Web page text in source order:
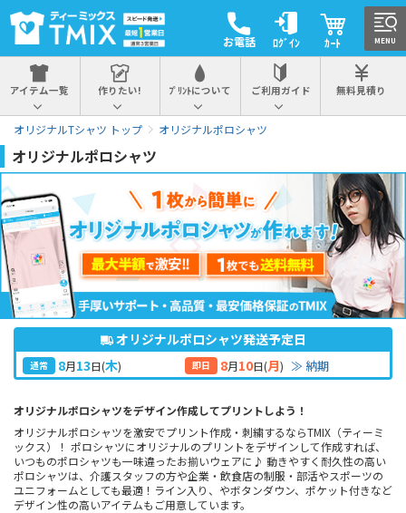
お電話 ﾛｸﾞｲﾝ ｶｰﾄ
アイテム一覧 作りたい! ﾌﾟﾘﾝﾄについて ご利用ガイド 無料見積り
オリジナルTシャツ トップ オリジナルポロシャツ
オリジナルポロシャツ
オリジナルポロシャツ発送予定日
通常 8月13日(木) 即日 8月10日(月) ≫ 納期
オリジナルポロシャツをデザイン作成してプリントしよう！
オリジナルポロシャツを激安でプリント作成・刺繍するならTMIX（ティーミ
ックス）！ ポロシャツにオリジナルのプリントをデザインして作成すれば、
いつものポロシャツも一味違ったお揃いウェアに♪ 動きやすく耐久性の高い
ポロシャツは、介護スタッフの方や企業・飲食店の制服・部活やスポーツの
ユニフォームとしても最適！ライン入り、やボタンダウン、ポケット付きなど
デザイン性の高いアイテムもご用意しています。
MENU